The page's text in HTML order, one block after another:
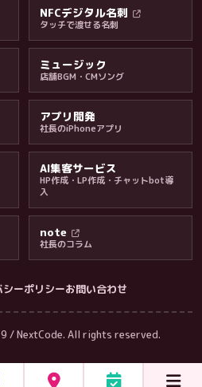
NFCデジタル名刺
タッチで渡せる名刺
ミュージック
店舗BGM・CMソング
アプリ開発
社長のiPhoneアプリ
AI集客サービス
HP作成・LP作成・チャットbot導
入
note
社長のコラム
シーポリシーお問い合わせ
/ NextCode. All rights reserved.